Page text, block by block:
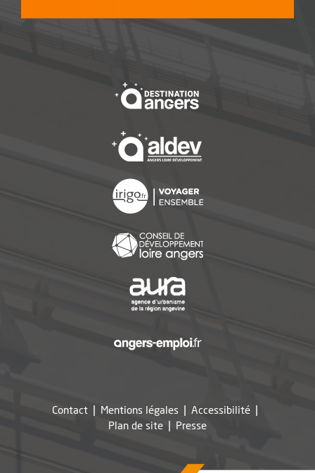
Contact Mentions légales
Accessibilité
Plan de site
Presse, Ouvre une nouvelle